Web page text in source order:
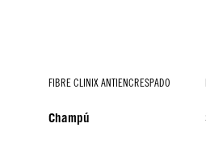
FIBRE CLINIX ANTIENCRESPADO
Champú